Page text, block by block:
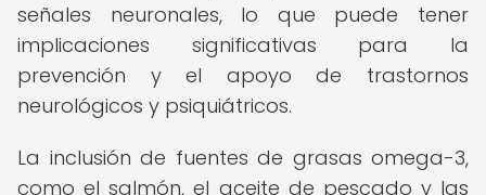
señales neuronales, lo que puede tener
implicaciones significativas para la
prevención y el apoyo de trastornos
neurológicos y psiquiátricos.
La inclusión de fuentes de grasas omega-3,
como el salmón, el aceite de pescado y las